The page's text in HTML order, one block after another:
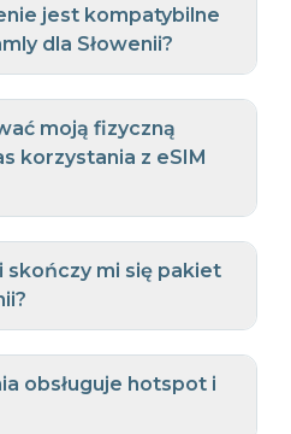
jest kompatybilne
dla Słowenii?
moją fizyczną
korzystania z eSIM
skończy mi się pakiet
obsługuje hotspot i